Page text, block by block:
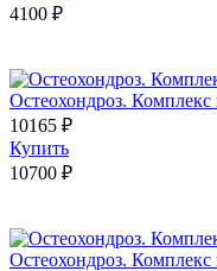
4100 ₽
Остеохондроз. Комплекс
10165 ₽
Купить
10700 ₽
Остеохондроз.